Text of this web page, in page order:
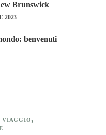
Brunswick
2023
VIAGGIO